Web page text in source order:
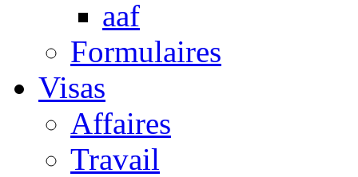
aaf
Formulaires
Visas
Affaires
Travail